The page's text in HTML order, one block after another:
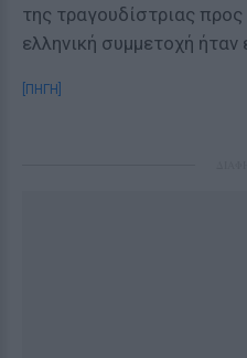
της τραγουδίστριας
ελληνική συμμετοχή ήταν
[ΠΗΓΗ]